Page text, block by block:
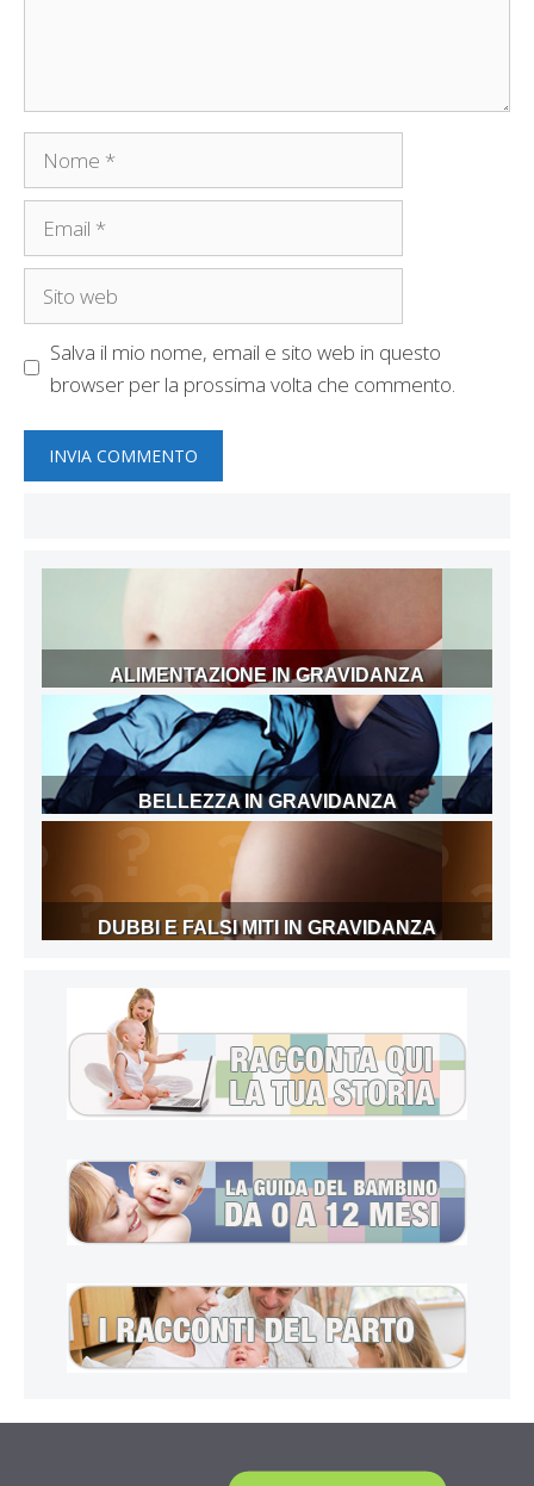
Salva il mio nome, email e sito web in questo
browser per la prossima volta che commento.
ALIMENTAZIONE IN GRAVIDANZA
BELLEZZA IN GRAVIDANZA
DUBBI E FALSI MITI IN GRAVIDANZA